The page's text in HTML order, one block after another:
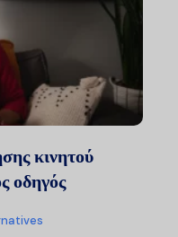
κινητού
οδηγός